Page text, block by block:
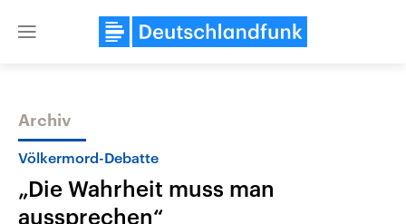
Close
Themen
Archiv
Völkermord-Debatte
„Die Wahrheit muss man
aussprechen“